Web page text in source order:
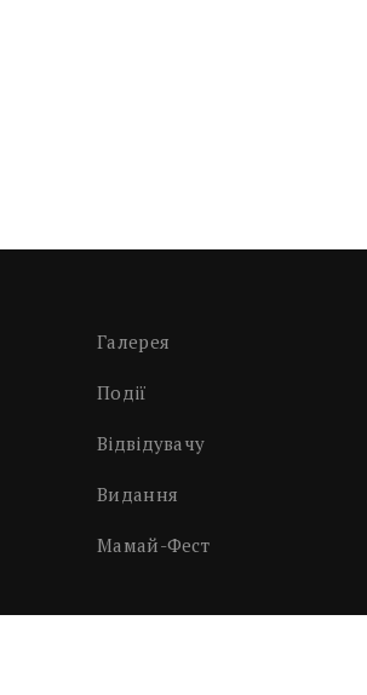
Галерея
Події
Відвідувачу
Видання
Мамай-Фест